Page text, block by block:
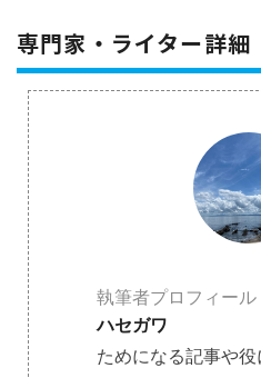
専門家・ライター詳細
執筆者プロフィール
ハセガワ
ためになる記事や